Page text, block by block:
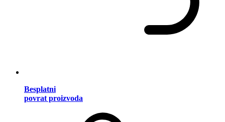
Besplatni
povrat proizvoda